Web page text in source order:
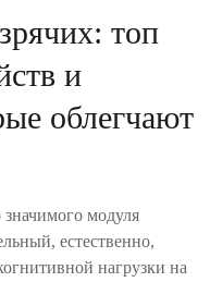
топ
и
облегчают
значимого модуля
естественно,
нагрузки на